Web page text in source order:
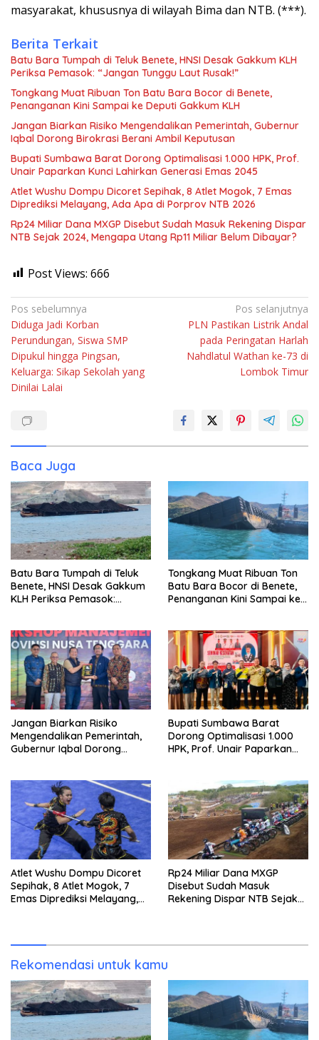
masyarakat, khususnya di wilayah Bima dan NTB. (***).
Berita Terkait
Batu Bara Tumpah di Teluk Benete, HNSI Desak Gakkum KLH
Periksa Pemasok: “Jangan Tunggu Laut Rusak!”
Tongkang Muat Ribuan Ton Batu Bara Bocor di Benete,
Penanganan Kini Sampai ke Deputi Gakkum KLH
Jangan Biarkan Risiko Mengendalikan Pemerintah, Gubernur
Iqbal Dorong Birokrasi Berani Ambil Keputusan
Bupati Sumbawa Barat Dorong Optimalisasi 1.000 HPK, Prof.
Unair Paparkan Kunci Lahirkan Generasi Emas 2045
Atlet Wushu Dompu Dicoret Sepihak, 8 Atlet Mogok, 7 Emas
Diprediksi Melayang, Ada Apa di Porprov NTB 2026
Rp24 Miliar Dana MXGP Disebut Sudah Masuk Rekening Dispar
NTB Sejak 2024, Mengapa Utang Rp11 Miliar Belum Dibayar?
Post Views: 666
Navigasi
pos
Pos sebelumnya
Diduga Jadi Korban
Perundungan, Siswa SMP
Dipukul hingga Pingsan,
Keluarga: Sikap Sekolah yang
Dinilai Lalai
Pos selanjutnya
PLN Pastikan Listrik Andal
pada Peringatan Harlah
Nahdlatul Wathan ke-73 di
Lombok Timur
Baca Juga
Batu Bara Tumpah di Teluk
Benete, HNSI Desak Gakkum
KLH Periksa Pemasok:
Tongkang Muat Ribuan Ton
Batu Bara Bocor di Benete,
Penanganan Kini Sampai ke
Jangan Biarkan Risiko
Mengendalikan Pemerintah,
Gubernur Iqbal Dorong
Bupati Sumbawa Barat
Dorong Optimalisasi 1.000
HPK, Prof. Unair Paparkan
Atlet Wushu Dompu Dicoret
Sepihak, 8 Atlet Mogok, 7
Emas Diprediksi Melayang,
Rp24 Miliar Dana MXGP
Disebut Sudah Masuk
Rekening Dispar NTB Sejak
Rekomendasi untuk kamu